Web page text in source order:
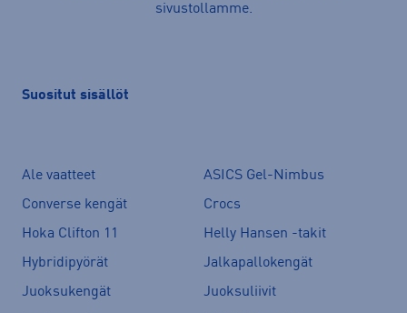
sivustollamme.
Suositut sisällöt
Ale vaatteet
ASICS Gel-Nimbus
Converse kengät
Crocs
Hoka Clifton 11
Helly Hansen -takit
Hybridipyörät
Jalkapallokengät
Juoksukengät
Juoksuliivit